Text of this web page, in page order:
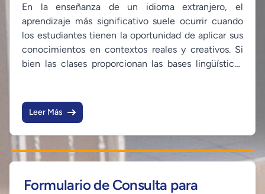
En la enseñanza de un idioma extranjero, el
aprendizaje más significativo suele ocurrir cuando
los estudiantes tienen la oportunidad de aplicar sus
conocimientos en contextos reales y creativos. Si
bien las clases proporcionan las bases lingüísticas
habilidades comunicativas auténticas.
Leer Más
Formulario de Consulta para